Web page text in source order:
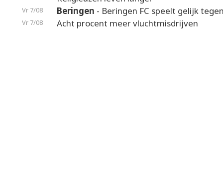
Vr 7/08 Beringen - Beringen FC speelt gelijk
Vr 7/08 Acht procent meer vluchtmisdrijven